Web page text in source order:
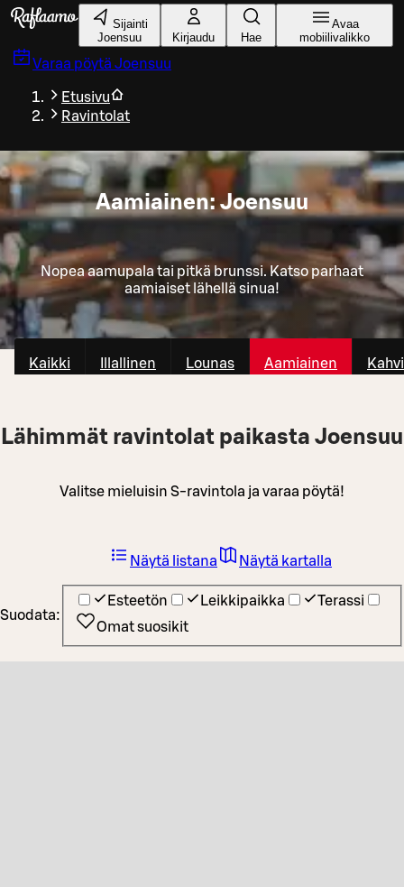
Siirry pääsisältöön
Sijainti
Joensuu
Kirjaudu Hae
Avaa
mobiilivalikko
Varaa pöytä Joensuu
Etusivu
Ravintolat
Aamiainen: Joensuu
Nopea aamupala tai pitkä brunssi. Katso parhaat
aamiaiset lähellä sinua!
Kaikki Illallinen Lounas Aamiainen
Lähimmät ravintolat paikasta Joensuu
Valitse mieluisin S-ravintola ja varaa pöytä!
Suodata:
Esteetön Leikkipaikka
Terassi
Omat suosikit
Näytä listana Näytä kartalla